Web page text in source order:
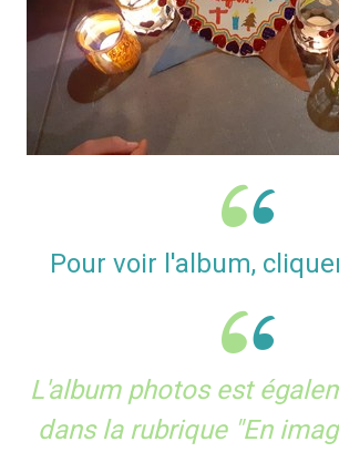
Pour voir l'album,
L'album photos est
dans la rubrique "En